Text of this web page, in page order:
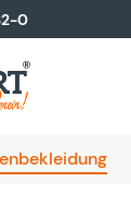
0